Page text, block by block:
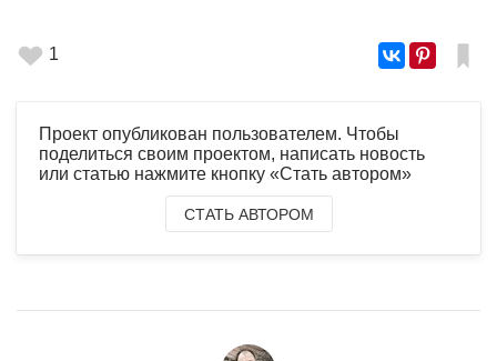
1
Проект опубликован пользователем. Чтобы
поделиться своим проектом, написать новость
или статью нажмите кнопку «Стать автором»
СТАТЬ АВТОРОМ